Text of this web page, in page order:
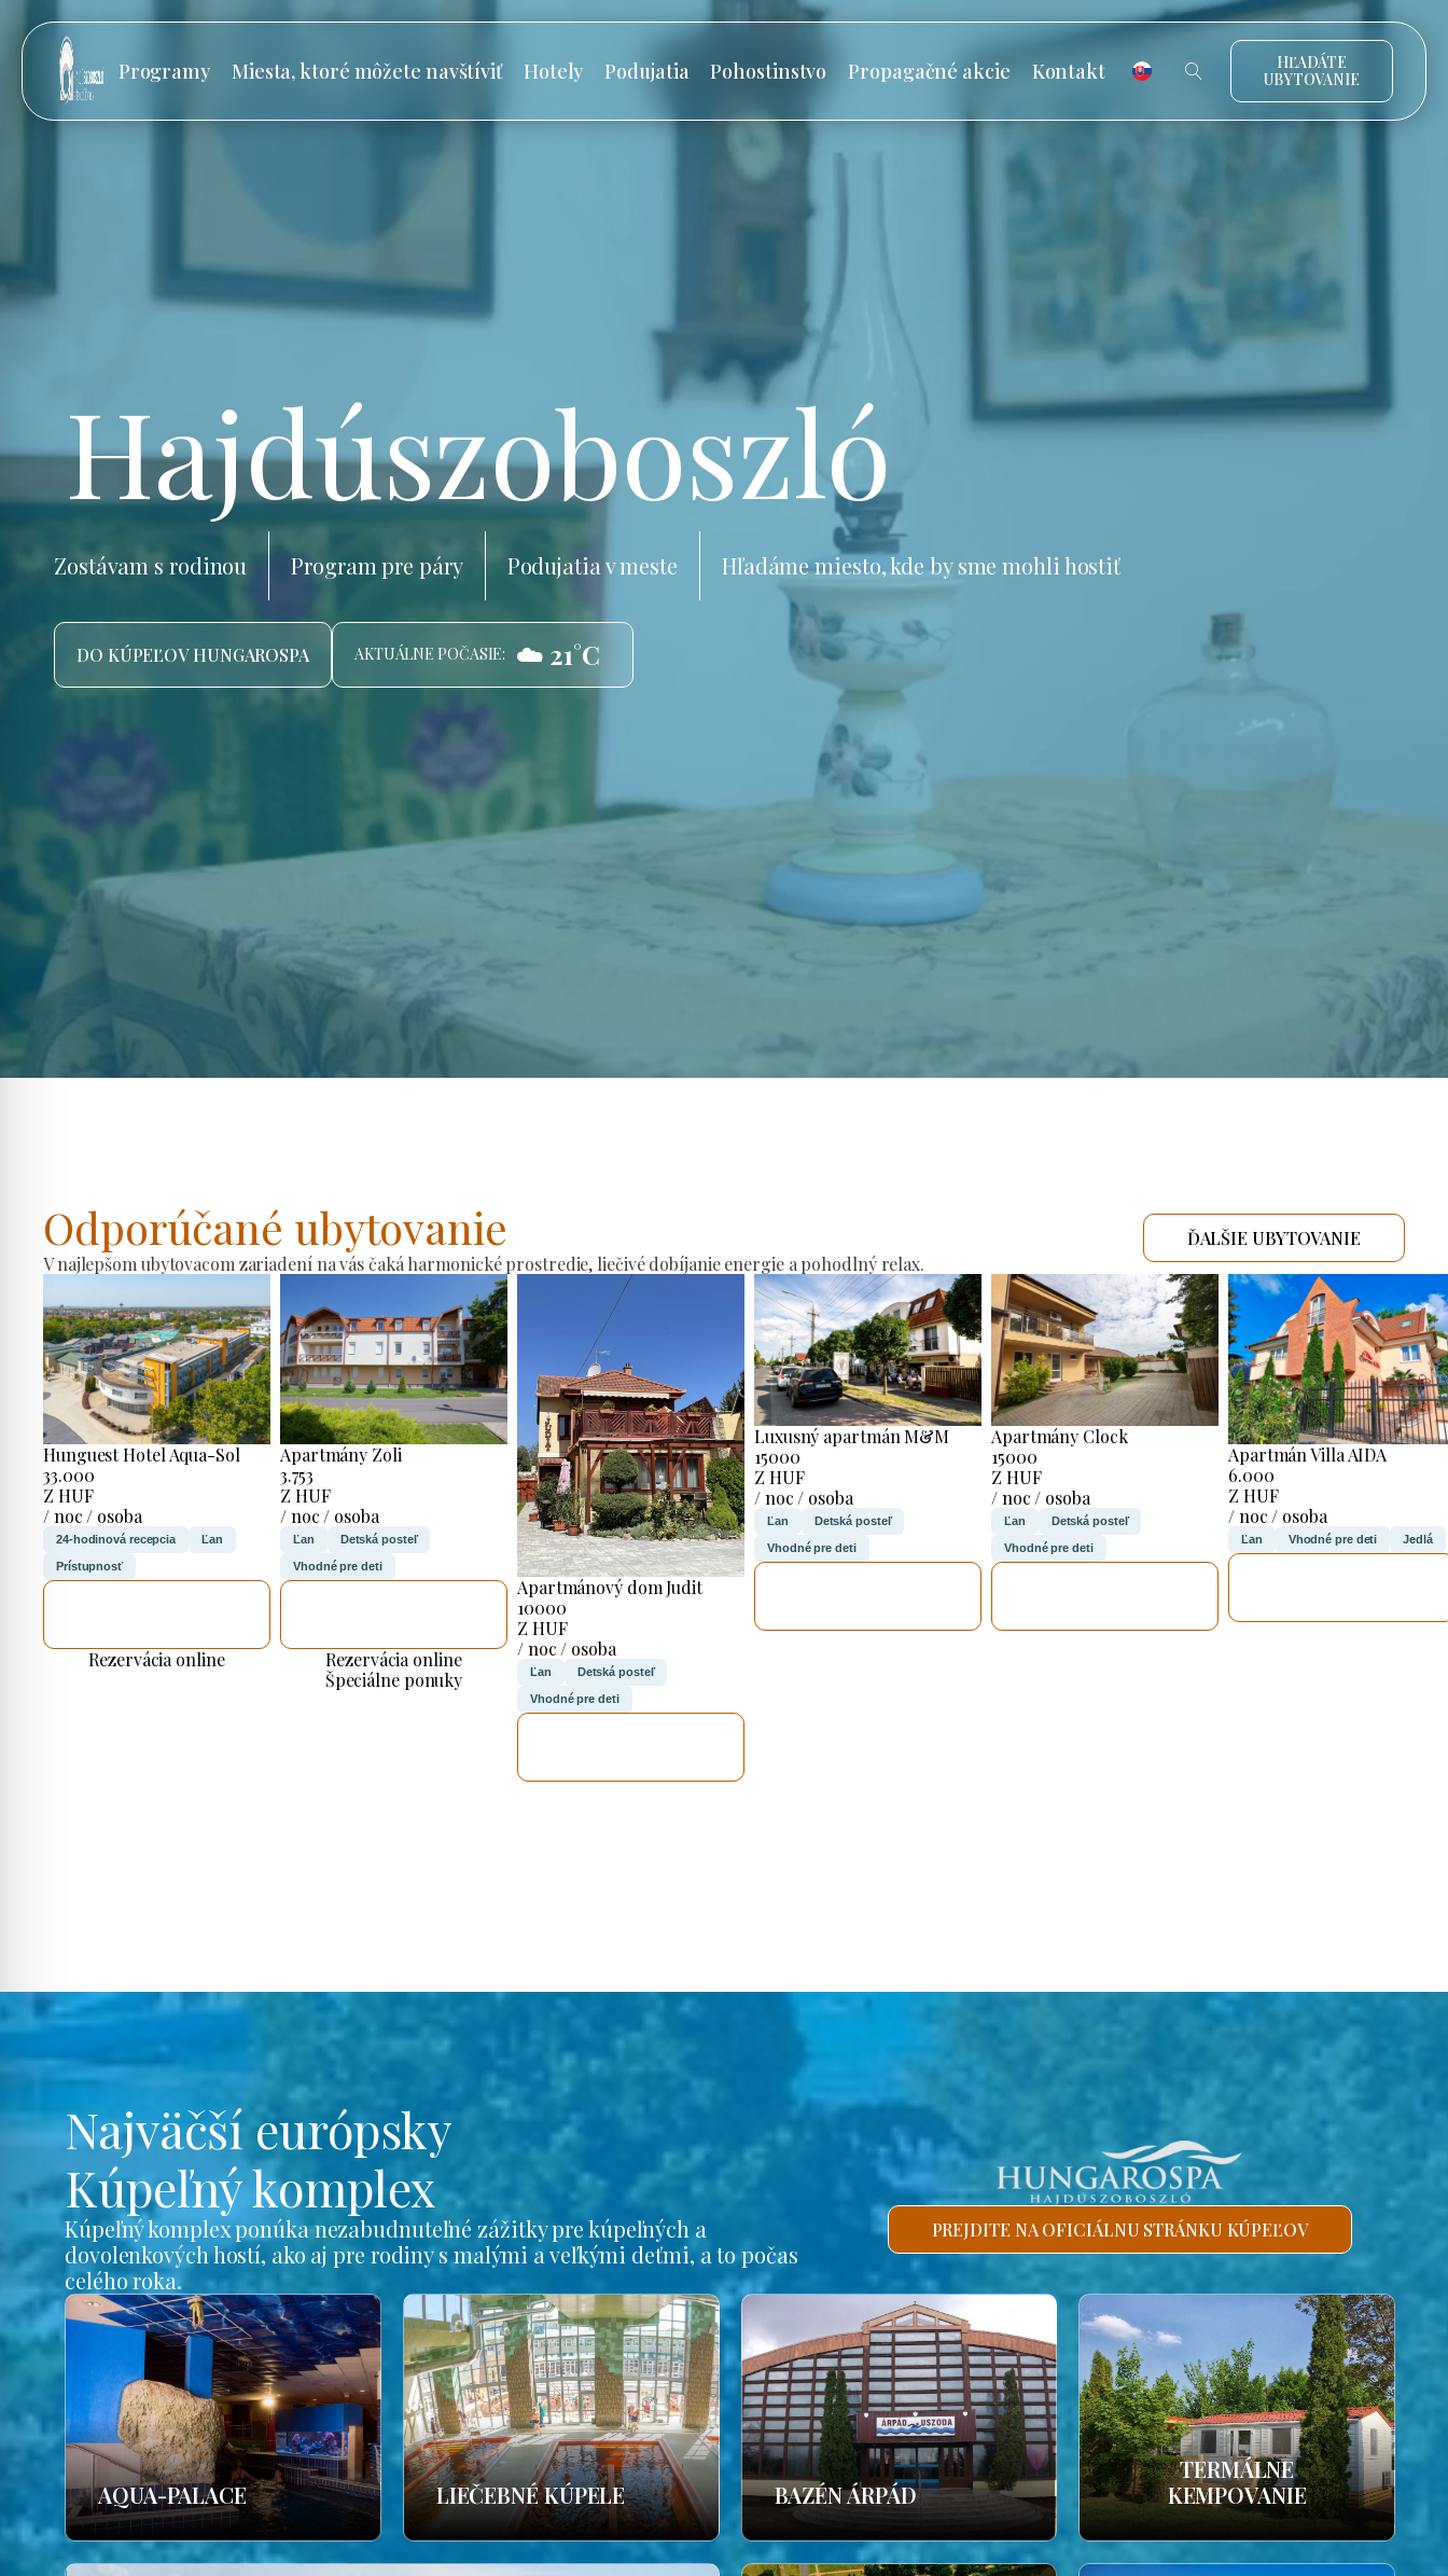
Programy Miesta, ktoré môžete navštíviť Hotely Podujatia Pohostinstvo Propagačné akcie Kontakt
HĽADÁTE
UBYTOVANIE
Hajdúszoboszló
Zostávam s rodinou Program pre páry Podujatia v meste Hľadáme miesto, kde by sme mohli hostiť
DO KÚPEĽOV HUNGAROSPA AKTUÁLNE POČASIE: ☁️ 21°C
Odporúčané ubytovanie
V najlepšom ubytovacom zariadení na vás čaká harmonické prostredie, liečivé dobíjanie energie a pohodlný relax.
ĎALŠIE UBYTOVANIE
Hunguest Hotel Aqua-Sol
33.000
Z HUF
/ noc / osoba
24-hodinová recepcia Ľan
Prístupnosť
Rezervácia online
Apartmány Zoli
3.753
Z HUF
/ noc / osoba
Ľan Detská posteľ
Vhodné pre deti
Rezervácia online
Špeciálne ponuky
Apartmánový dom Judit
10000
Z HUF
/ noc / osoba
Ľan Detská posteľ
Vhodné pre deti
Luxusný apartmán M&M
15000
Z HUF
/ noc / osoba
Ľan Detská posteľ
Vhodné pre deti
Apartmány Clock
15000
Z HUF
/ noc / osoba
Ľan Detská posteľ
Vhodné pre deti
Apartmán Villa AIDA
6.000
Z HUF
/ noc / osoba
Ľan Vhodné pre deti Jedlá
Najväčší európsky
Kúpeľný komplex
Kúpeľný komplex ponúka nezabudnuteľné zážitky pre kúpeľných a
dovolenkových hostí, ako aj pre rodiny s malými a veľkými deťmi, a to počas
celého roka.
PREJDITE NA OFICIÁLNU STRÁNKU KÚPEĽOV
AQUA-PALACE LIEČEBNÉ KÚPELE BAZÉN ÁRPÁD
TERMÁLNE
KEMPOVANIE